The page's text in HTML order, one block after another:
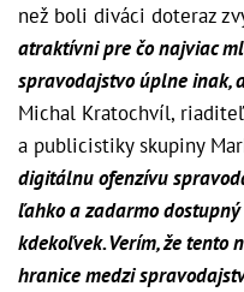
než boli diváci doteraz
atraktívni pre čo najviac
spravodajstvo úplne inak,
Michal Kratochvíl,
a publicistiky skupiny
digitálnu ofenzívu
ľahko a zadarmo
kdekoľvek. Verím, že tento
hranice medzi